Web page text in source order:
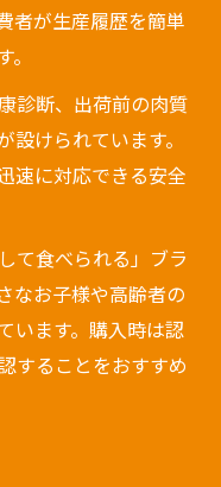
者が生産履歴を簡単
診断、出荷前の肉質
けられています。
速に対応できる安全
て食べられる」ブラ
なお子様や高齢者の
います。購入時は認
することをおすすめ